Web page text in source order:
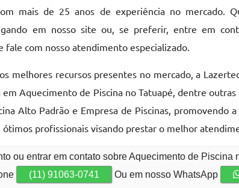
mais de 25 anos de experiência no mercado.
em nosso site ou, se preferir, entre em
fale com nosso atendimento especializado.
melhores recursos presentes no mercado, a
Aquecimento de Piscina no Tatuapé, dentre
Alto Padrão e Empresa de Piscinas, promovendo
profissionais visando prestar o melhor
ou entrar em contato sobre Aquecimento de Piscina
(11) 91063-0741 Ou em nosso WhatsApp